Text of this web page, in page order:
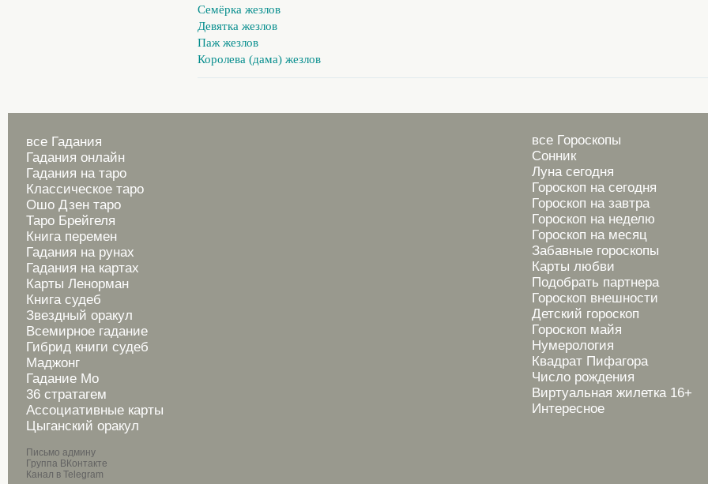
Семёрка жезлов
Девятка жезлов
Паж жезлов
Королева (дама) жезлов
все Гадания
Гадания онлайн
Гадания на таро
Классическое таро
Ошо Дзен таро
Таро Брейгеля
Книга перемен
Гадания на рунах
Гадания на картах
Карты Ленорман
Книга судеб
Звездный оракул
Всемирное гадание
Гибрид книги судеб
Маджонг
Гадание Мо
36 стратагем
Ассоциативные карты
Цыганский оракул
Письмо админу
Группа ВКонтакте
Канал в Telegram
все Гороскопы
Сонник
Луна сегодня
Гороскоп на сегодня
Гороскоп на завтра
Гороскоп на неделю
Гороскоп на месяц
Забавные гороскопы
Карты любви
Подобрать партнера
Гороскоп внешности
Детский гороскоп
Гороскоп майя
Нумерология
Квадрат Пифагора
Число рождения
Виртуальная жилетка 16+
Интересное